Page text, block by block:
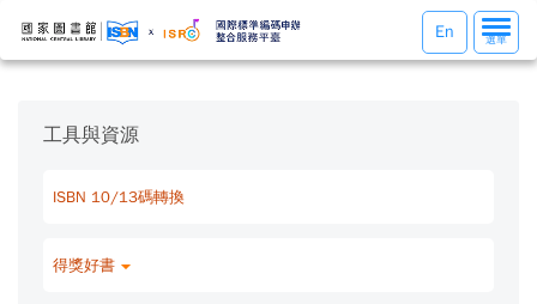
選
單
選單
En
工具與資源
ISBN 10/13碼轉換
得獎好書